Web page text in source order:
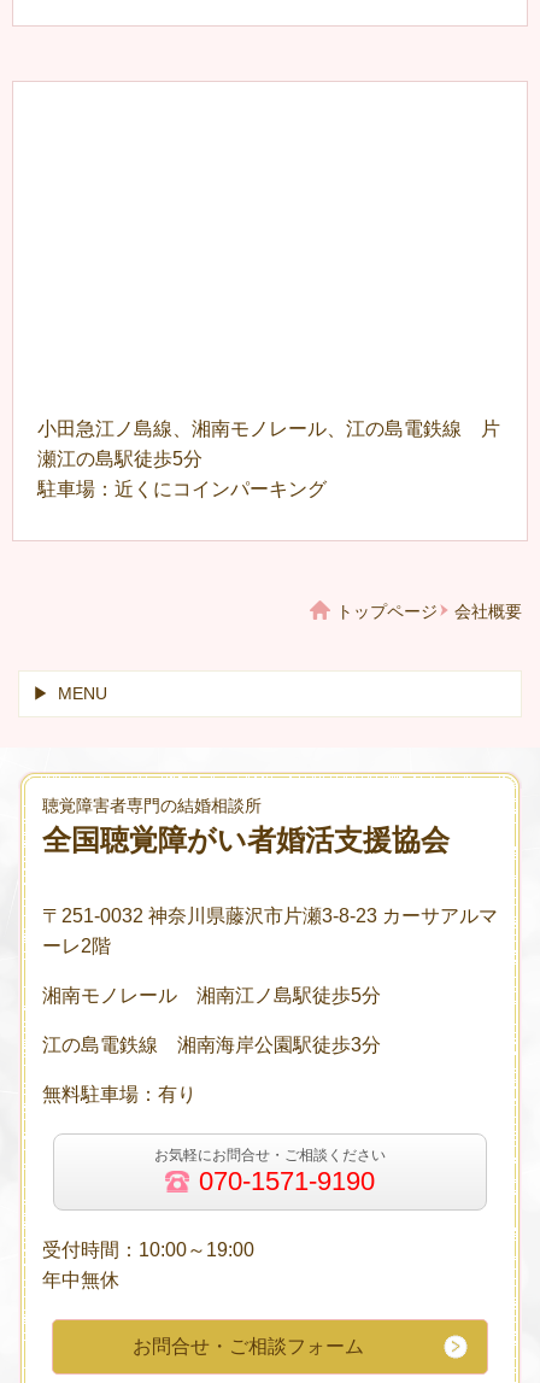
小田急江ノ島線、湘南モノレール、江の島電鉄線 片
瀬江の島駅徒歩5分
駐車場：近くにコインパーキング
トップページ 会社概要
MENU
聴覚障害者専門の結婚相談所
全国聴覚障がい者婚活支援協会
〒251-0032 神奈川県藤沢市片瀬3-8-23 カーサアルマ
ーレ2階
湘南モノレール 湘南江ノ島駅徒歩5分
江の島電鉄線 湘南海岸公園駅徒歩3分
無料駐車場：有り
お気軽にお問合せ・ご相談ください
070-1571-9190
受付時間：10:00～19:00
年中無休
お問合せ・ご相談フォーム